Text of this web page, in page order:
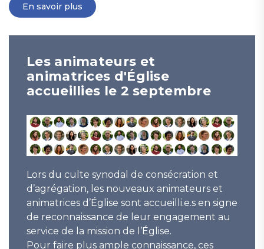
En savoir plus
Les animateurs et
animatrices d'Église
accueillies le 2 septembre
Lors du culte synodal de consécration et
d’agrégation, les nouveaux animateurs et
animatrices d’Église sont accueilli.e.s en signe
de reconnaissance de leur engagement au
service de la mission de l’Église.
Pour faire plus ample connaissance, ces